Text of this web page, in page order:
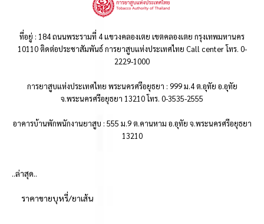
ที่อยู่ : 184 ถนนพระรามที่ 4 แขวงคลองเตย เขตคลองเตย กรุงเทพมหานคร
10110 ติดต่อประชาสัมพันธ์ การยาสูบแห่งประเทศไทย Call center โทร. 0-
2229-1000
การยาสูบแห่งประเทศไทย พระนครศรีอยุธยา : 999 ม.4 ต.อุทัย อ.อุทัย
จ.พระนครศรีอยุธยา 13210 โทร. 0-3535-2555
อาคารบ้านพักพนักงานยาสูบ : 555 ม.9 ต.คานหาม อ.อุทัย จ.พระนครศรีอยุธยา
13210
..ล่าสุด..
ราคาขายบุหรี่/ยาเส้น